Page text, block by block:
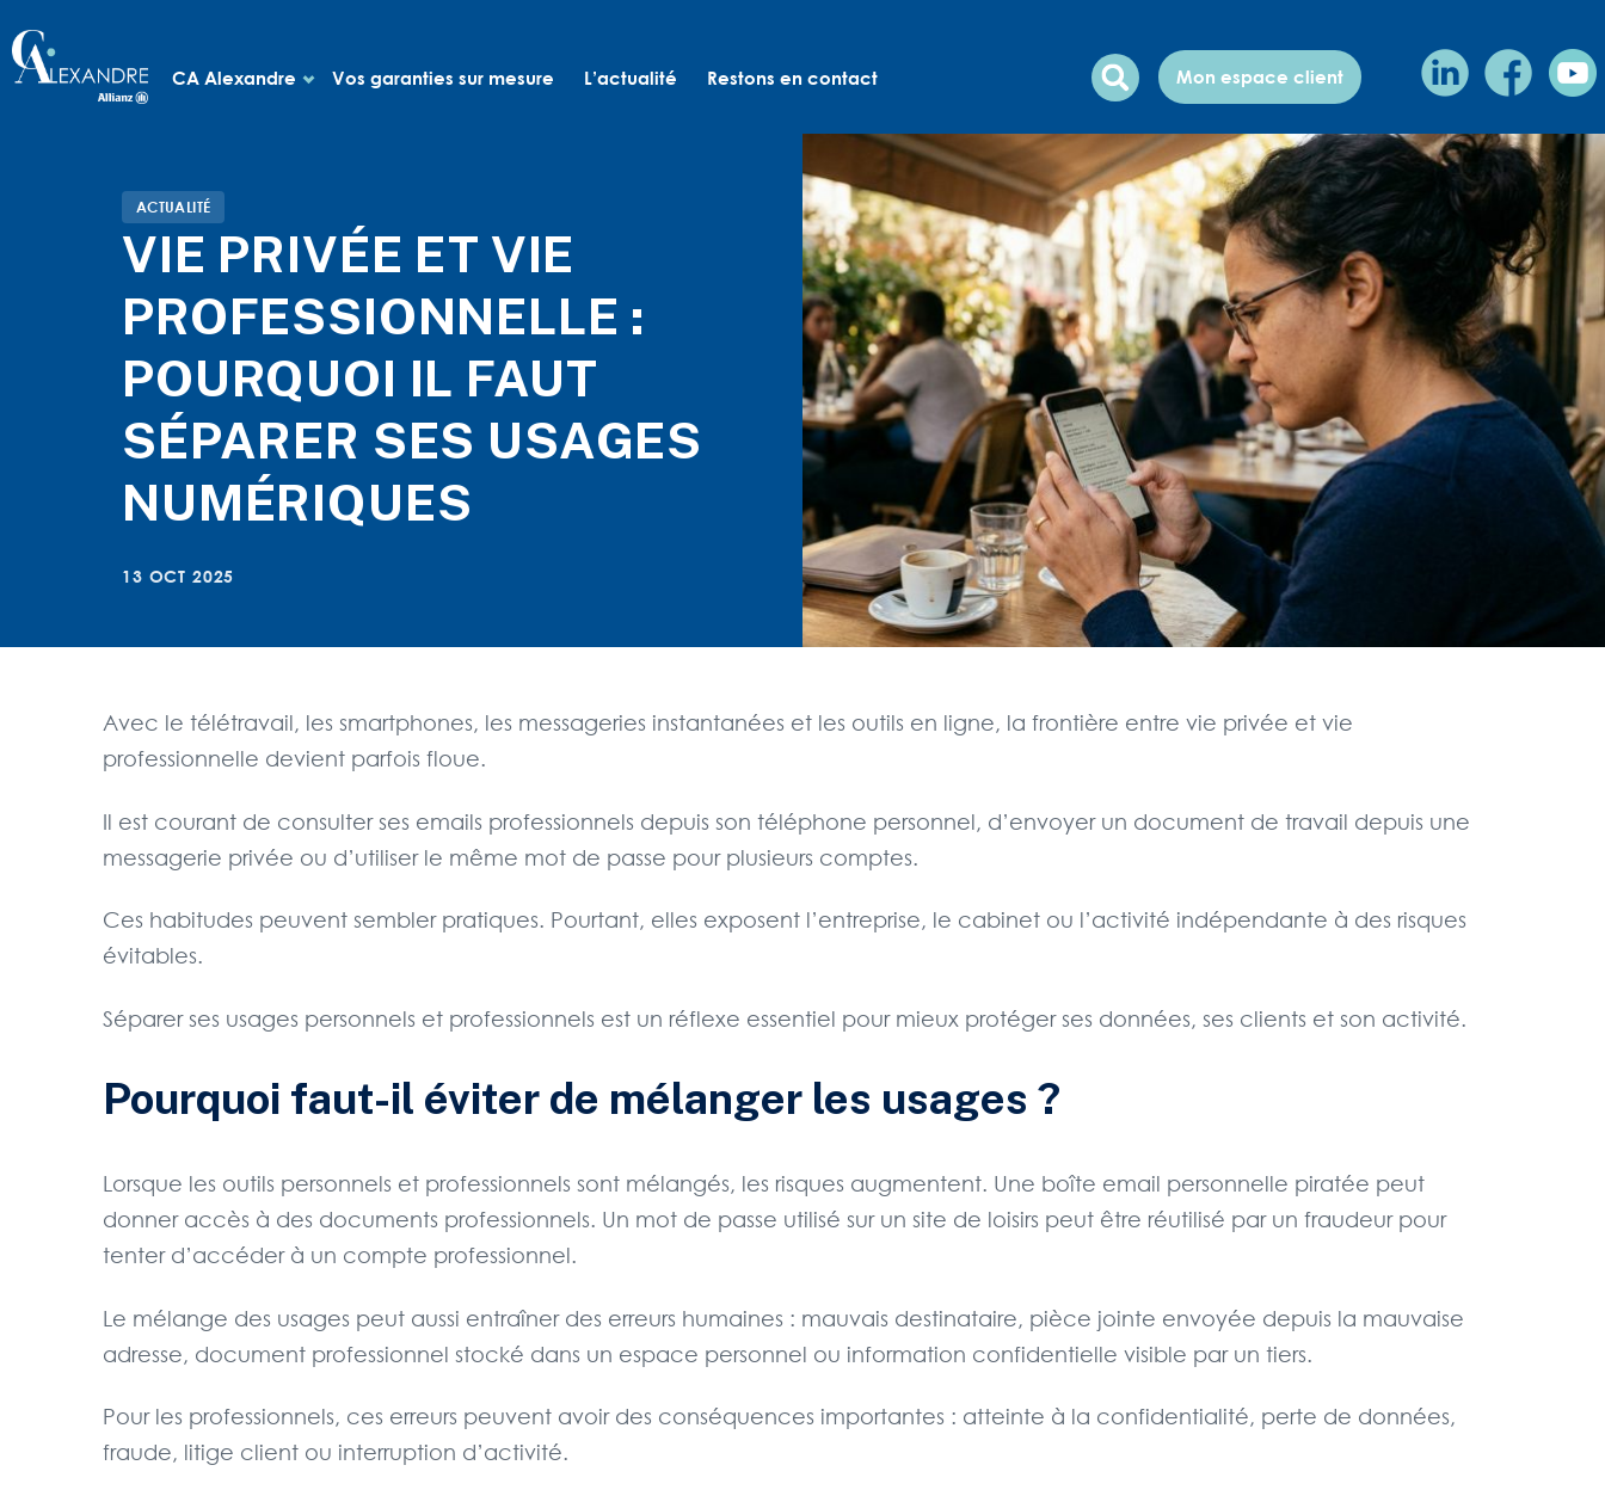
CA Alexandre Vos garanties sur mesure L’actualité Restons en contact Mon espace client
ACTUALITÉ
VIE PRIVÉE ET VIE
PROFESSIONNELLE :
POURQUOI IL FAUT
SÉPARER SES USAGES
NUMÉRIQUES
13 OCT 2025
Avec le télétravail, les smartphones, les messageries instantanées et les outils en ligne, la frontière entre vie privée et vie
professionnelle devient parfois floue.
Il est courant de consulter ses emails professionnels depuis son téléphone personnel, d’envoyer un document de travail depuis une
messagerie privée ou d’utiliser le même mot de passe pour plusieurs comptes.
Ces habitudes peuvent sembler pratiques. Pourtant, elles exposent l’entreprise, le cabinet ou l’activité indépendante à des risques
évitables.
Séparer ses usages personnels et professionnels est un réflexe essentiel pour mieux protéger ses données, ses clients et son activité.
Pourquoi faut-il éviter de mélanger les usages ?
Lorsque les outils personnels et professionnels sont mélangés, les risques augmentent. Une boîte email personnelle piratée peut
donner accès à des documents professionnels. Un mot de passe utilisé sur un site de loisirs peut être réutilisé par un fraudeur pour
tenter d’accéder à un compte professionnel.
Le mélange des usages peut aussi entraîner des erreurs humaines : mauvais destinataire, pièce jointe envoyée depuis la mauvaise
adresse, document professionnel stocké dans un espace personnel ou information confidentielle visible par un tiers.
Pour les professionnels, ces erreurs peuvent avoir des conséquences importantes : atteinte à la confidentialité, perte de données,
fraude, litige client ou interruption d’activité.